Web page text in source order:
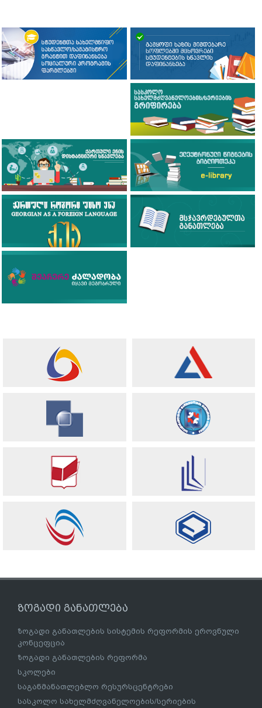
ზოგადი განათლება
ზოგადი განათლების სისტემის რეფორმის ეროვნული
კონცეფცია
ზოგადი განათლების რეფორმა
სკოლები
საგანმანათლებლო რესურსცენტრები
სასკოლო სახელმძღვანელოების/სერიების